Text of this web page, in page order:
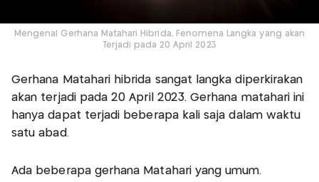
Mengenal Gerhana Matahari Hibrida, Fenomena Langka yang akan
Terjadi pada 20 April 2023
Gerhana Matahari hibrida sangat langka diperkirakan
akan terjadi pada 20 April 2023. Gerhana matahari ini
hanya dapat terjadi beberapa kali saja dalam waktu
satu abad.
Ada beberapa gerhana Matahari yang umum.